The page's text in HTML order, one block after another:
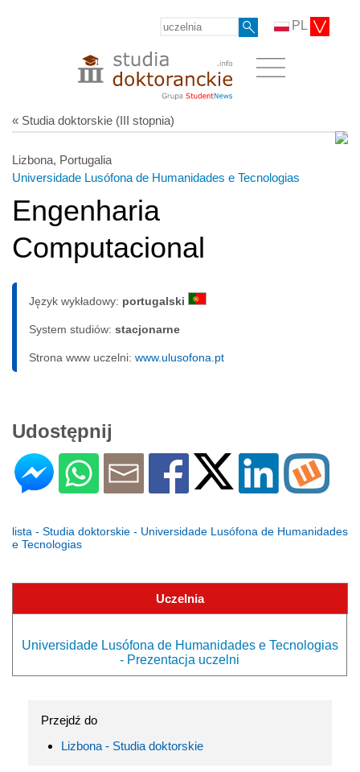
PL
« Studia doktorskie (III stopnia)
Lizbona, Portugalia
Universidade Lusófona de Humanidades e Tecnologias
Engenharia
Computacional
Język wykładowy: portugalski
System studiów: sta­cjo­nar­ne
Strona www uczelni: www.ulusofona.pt
Udostępnij
lista - Studia doktorskie - Universidade Lusófona de Humanidades
e Tecnologias
Uczelnia
Universidade Lusófona de Humanidades e Tecnologias
- Prezentacja uczelni
Przejdź do
Lizbona - Studia doktorskie